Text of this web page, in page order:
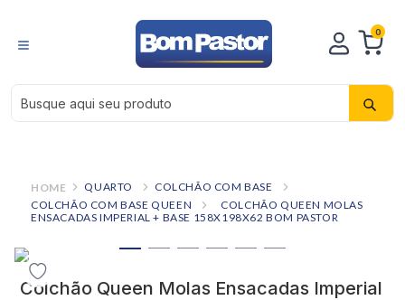
0
Busque aqui seu produto
QUARTO
COLCHÃO COM BASE
COLCHÃO COM BASE QUEEN
COLCHÃO QUEEN MOLAS
ENSACADAS IMPERIAL + BASE 158X198X62 BOM PASTOR
Colchão Queen Molas Ensacadas Imperial